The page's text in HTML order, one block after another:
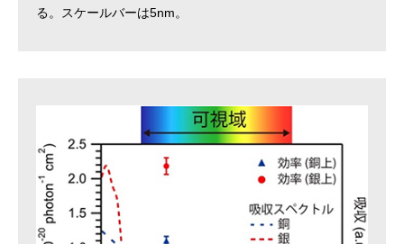
る。スケールバーは5nm。